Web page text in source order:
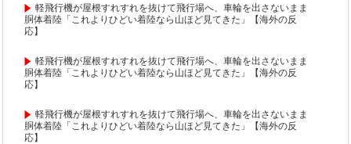
軽飛行機が屋根すれすれを抜けて飛行場へ、車輪を出さないまま
胴体着陸「これよりひどい着陸なら山ほど見てきた」【海外の反
応】
軽飛行機が屋根すれすれを抜けて飛行場へ、車輪を出さないまま
胴体着陸「これよりひどい着陸なら山ほど見てきた」【海外の反
応】
軽飛行機が屋根すれすれを抜けて飛行場へ、車輪を出さないまま
胴体着陸「これよりひどい着陸なら山ほど見てきた」【海外の反
応】